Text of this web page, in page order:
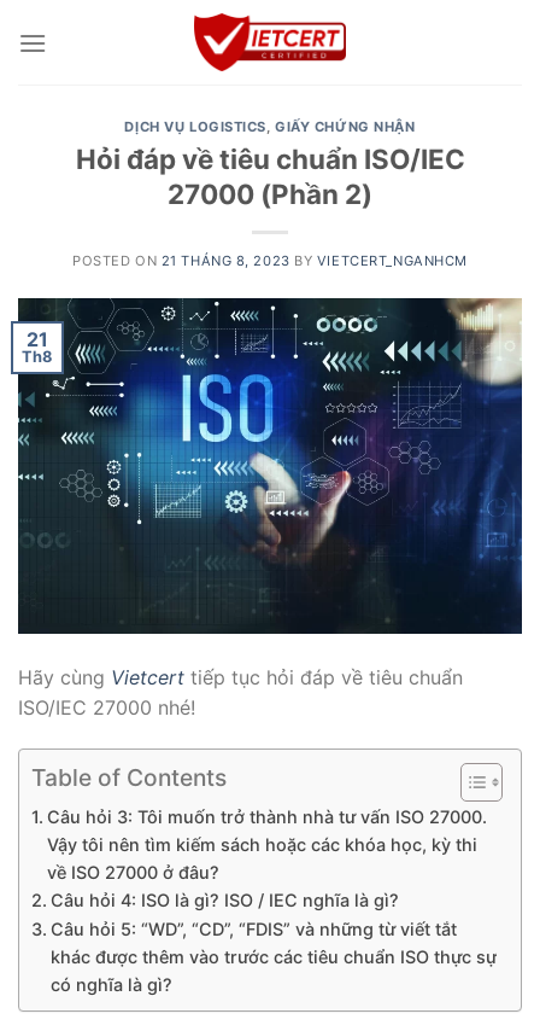
DỊCH VỤ LOGISTICS,GIẤY CHỨNG NHẬN
Hỏi đáp về tiêu chuẩn ISO/IEC
27000 (Phần 2)
POSTED ON 21 THÁNG 8, 2023 BY VIETCERT_NGANHCM
21
Th8
Hãy cùng Vietcert tiếp tục hỏi đáp về tiêu chuẩn
ISO/IEC 27000 nhé!
Table of Contents
Câu hỏi 3: Tôi muốn trở thành nhà tư vấn ISO 27000.
Vậy tôi nên tìm kiếm sách hoặc các khóa học, kỳ thi
về ISO 27000 ở đâu?
Câu hỏi 4: ISO là gì? ISO / IEC nghĩa là gì?
Câu hỏi 5: “WD”, “CD”, “FDIS” và những từ viết tắt
khác được thêm vào trước các tiêu chuẩn ISO thực sự
có nghĩa là gì?